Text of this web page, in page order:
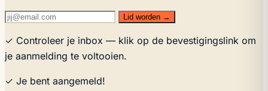
Lid worden →
✓ Controleer je inbox — klik op de bevestigingslink om
je aanmelding te voltooien.
✓ Je bent aangemeld!